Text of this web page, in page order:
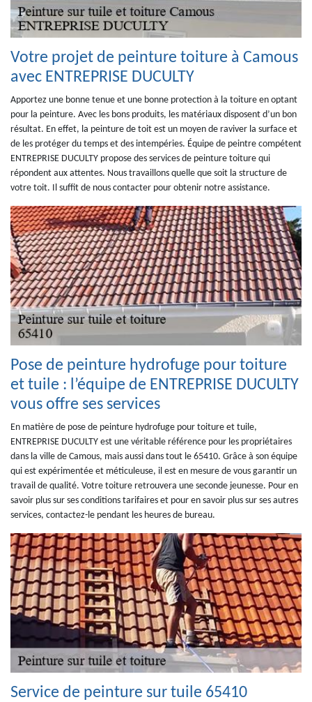
Votre projet de peinture toiture à Camous
avec ENTREPRISE DUCULTY
Apportez une bonne tenue et une bonne protection à la toiture en optant
pour la peinture. Avec les bons produits, les matériaux disposent d’un bon
résultat. En effet, la peinture de toit est un moyen de raviver la surface et
de les protéger du temps et des intempéries. Équipe de peintre compétent
ENTREPRISE DUCULTY propose des services de peinture toiture qui
répondent aux attentes. Nous travaillons quelle que soit la structure de
votre toit. Il suffit de nous contacter pour obtenir notre assistance.
Pose de peinture hydrofuge pour toiture
et tuile : l’équipe de ENTREPRISE DUCULTY
vous offre ses services
En matière de pose de peinture hydrofuge pour toiture et tuile,
ENTREPRISE DUCULTY est une véritable référence pour les propriétaires
dans la ville de Camous, mais aussi dans tout le 65410. Grâce à son équipe
qui est expérimentée et méticuleuse, il est en mesure de vous garantir un
travail de qualité. Votre toiture retrouvera une seconde jeunesse. Pour en
savoir plus sur ses conditions tarifaires et pour en savoir plus sur ses autres
services, contactez-le pendant les heures de bureau.
Service de peinture sur tuile 65410